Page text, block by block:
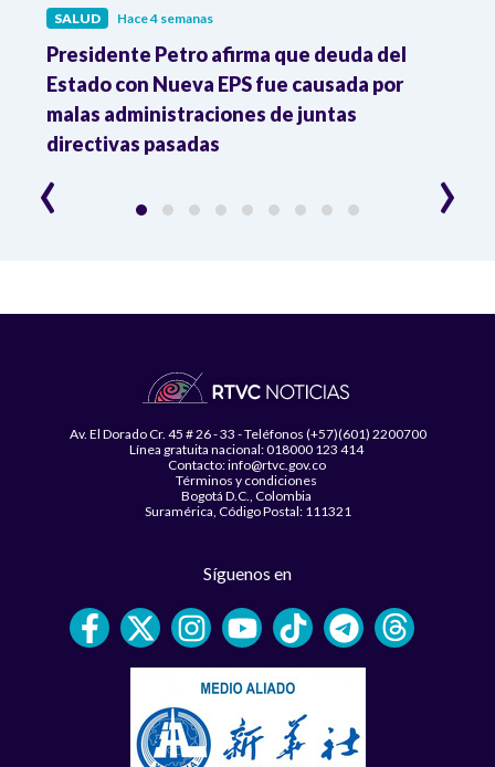
SALUD Hace 4 semanas
Presidente Petro afirma que deuda del
Estado con Nueva EPS fue causada por
malas administraciones de juntas
directivas pasadas
‹ ›
Av. El Dorado Cr. 45 # 26 - 33 - Teléfonos (+57)(601) 2200700
Línea gratuita nacional: 018000 123 414
Contacto: info@rtvc.gov.co
Términos y condiciones
Bogotá D.C., Colombia
Suramérica, Código Postal: 111321
Síguenos en